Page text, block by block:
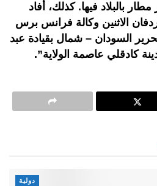
بالبلاد فيها. كذلك، أفاد
الاثنين وكالة فرانس برس
السودان – شمال بقيادة عبد
كادقلي عاصمة الولاية”.
دولية